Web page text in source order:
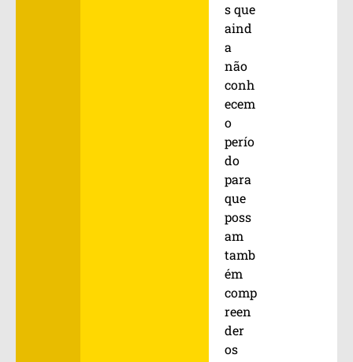
s que
aind
a
não
conh
ecem
o
perío
do
para
que
poss
am
tamb
ém
comp
reen
der
os